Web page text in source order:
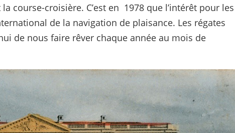
course-croisière. C’est en 1978 que l’intérêt pour les
de la navigation de plaisance. Les régates
de nous faire rêver chaque année au mois de